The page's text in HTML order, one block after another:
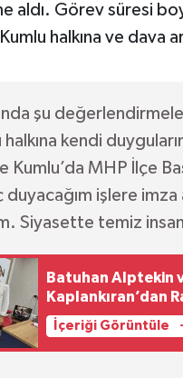
aldı. Görev süresi
halkına ve dava
şu
kendi
Kumlu’da MHP İlçe
işlere
Siyasette temiz
Batuhan Alptekin
Kaplankıran’dan
İçeriği Görüntüle